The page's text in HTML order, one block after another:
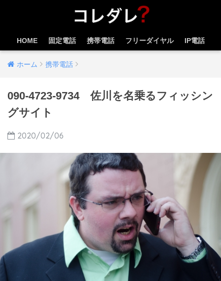
HOME 固定電話 携帯電話 フリーダイヤル IP電話
ホーム 携帯電話
090-4723-9734 佐川を名乗るフィッシン
グサイト
2020/02/06